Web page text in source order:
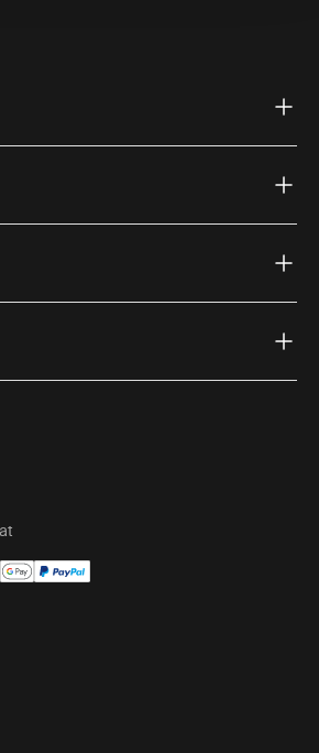
Facebook (external link)
on Instagram (external link)
Thule on Youtube (external